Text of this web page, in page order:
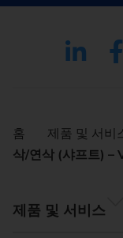
홈 제품 및 서비
삭/연삭 (샤프트) –
제품 및 서비스